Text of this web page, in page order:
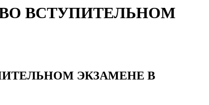
ВСТУПИТЕЛЬНОМ
ЭКЗАМЕНЕ В